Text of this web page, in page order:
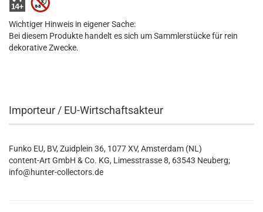
Wichtiger Hinweis in eigener Sache:
Bei diesem Produkte handelt es sich um Sammlerstücke für rein
dekorative Zwecke.
Importeur / EU-Wirtschaftsakteur
Funko EU, BV, Zuidplein 36, 1077 XV, Amsterdam (NL)
content-Art GmbH & Co. KG, Limesstrasse 8, 63543 Neuberg;
info@hunter-collectors.de